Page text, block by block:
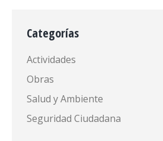
Categorías
Actividades
Obras
Salud y Ambiente
Seguridad Ciudadana